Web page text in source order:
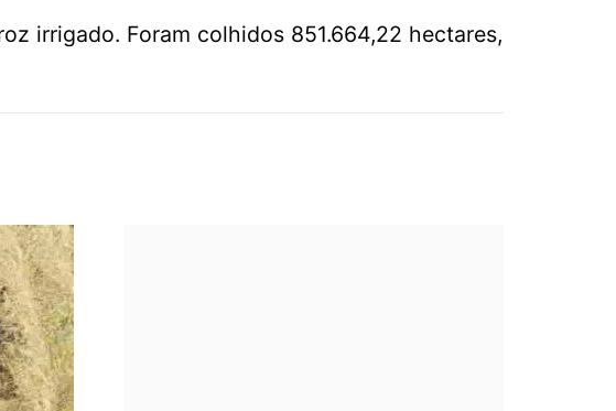
irrigado. Foram colhidos 851.664,22 hectares,